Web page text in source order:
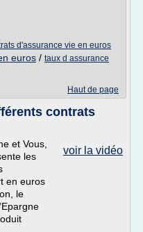
d'assurance vie en euros
euros / taux d assurance
Haut de page
contrats
voir la vidéo
et Vous,
les
en euros
le